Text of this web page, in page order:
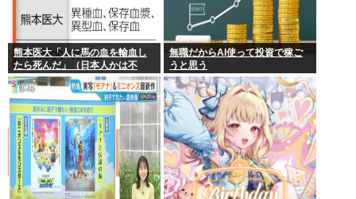
熊本医大「人に馬の血を輸血し
たら死んだ」（日本人かは不
明）
無職だからAI使って投資で稼ご
うと思う